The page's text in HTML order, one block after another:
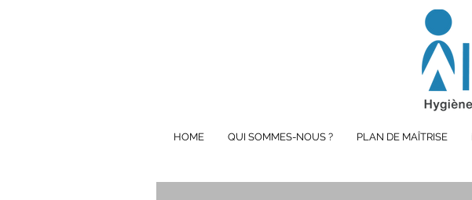
HOME QUI SOMMES-NOUS ? PLAN DE MAÎTRISE